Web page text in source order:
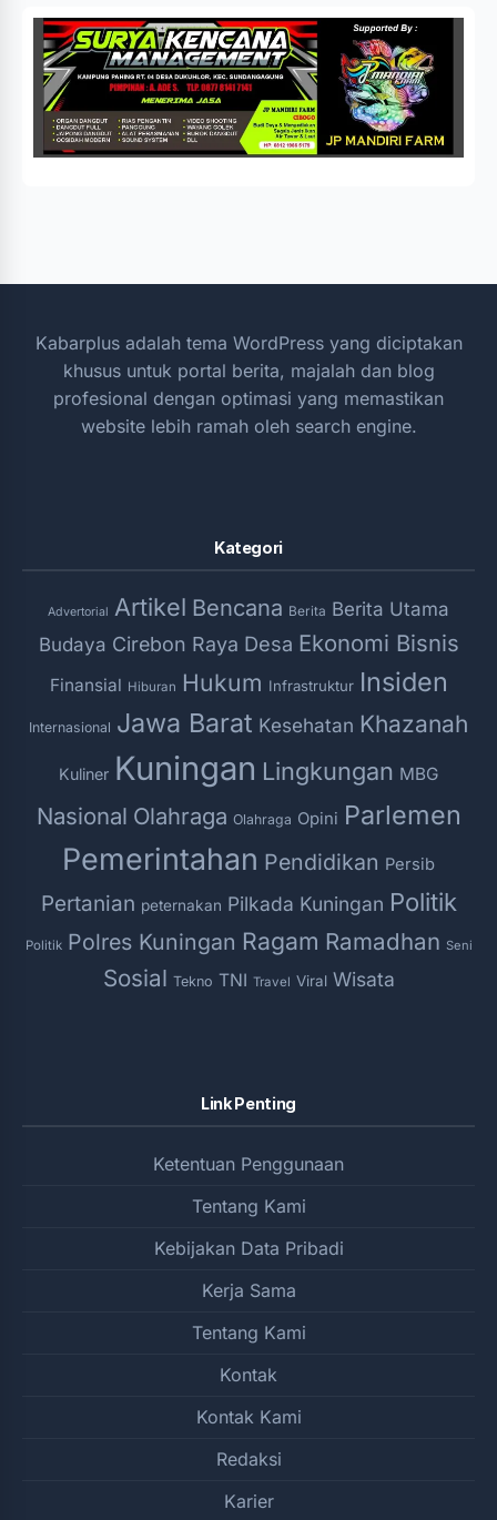
Kabarplus adalah tema WordPress yang diciptakan
khusus untuk portal berita, majalah dan blog
profesional dengan optimasi yang memastikan
website lebih ramah oleh search engine.
Kategori
Advertorial Artikel Bencana Berita Berita Utama
Budaya Cirebon Raya Desa Ekonomi Bisnis
Finansial Hiburan Hukum Infrastruktur Insiden
Internasional Jawa Barat Kesehatan Khazanah
Kuliner Kuningan Lingkungan MBG
Nasional Olahraga Olahraga Opini Parlemen
Pemerintahan Pendidikan Persib
Pertanian peternakan Pilkada Kuningan Politik
Politik Polres Kuningan Ragam Ramadhan Seni
Sosial Tekno TNI Travel Viral Wisata
Link Penting
Ketentuan Penggunaan
Tentang Kami
Kebijakan Data Pribadi
Kerja Sama
Tentang Kami
Kontak
Kontak Kami
Redaksi
Karier